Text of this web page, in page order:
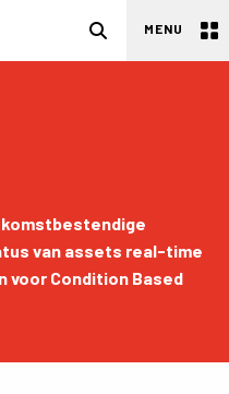
ZoekenMENU
van assets real-time
voor Condition Based